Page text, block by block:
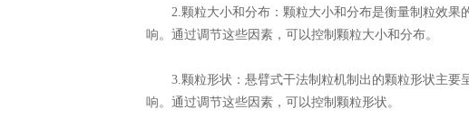
2.颗粒大小和分布：颗粒大小和分布是衡量制粒效果
响。通过调节这些因素，可以控制颗粒大小和分布。
3.颗粒形状：悬臂式干法制粒机制出的颗粒形状主要
响。通过调节这些因素，可以控制颗粒形状。